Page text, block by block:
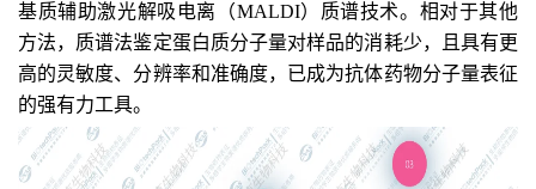
基质辅助激光解吸电离（MALDI）质谱技术。相对于其他
方法，质谱法鉴定蛋白质分子量对样品的消耗少，且具有更
高的灵敏度、分辨率和准确度， 已成为抗体药物分子量表征
的强有力工具。